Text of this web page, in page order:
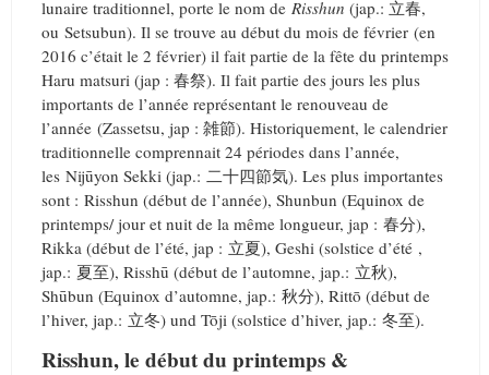
lunaire traditionnel, porte le nom de Risshun (jap.: 立春,
ou Setsubun). Il se trouve au début du mois de février (en
2016 c’était le 2 février) il fait partie de la fête du printemps
Haru matsuri (jap : 春祭). Il fait partie des jours les plus
importants de l’année représentant le renouveau de
l’année (Zassetsu, jap : 雑節). Historiquement, le calendrier
traditionnelle comprennait 24 périodes dans l’année,
les Nijūyon Sekki (jap.: 二十四節気). Les plus importantes
sont : Risshun (début de l’année), Shunbun (Equinox de
printemps/ jour et nuit de la même longueur, jap : 春分),
Rikka (début de l’été, jap : 立夏), Geshi (solstice d’été ,
jap.: 夏至), Risshū (début de l’automne, jap.: 立秋),
Shūbun (Equinox d’automne, jap.: 秋分), Rittō (début de
l’hiver, jap.: 立冬) und Tōji (solstice d’hiver, jap.: 冬至).
Risshun, le début du printemps &